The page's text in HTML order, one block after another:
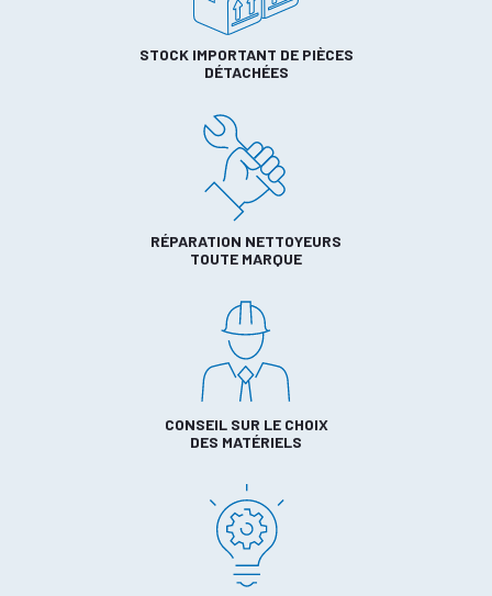
STOCK IMPORTANT DE PIÈCES
DÉTACHÉES
RÉPARATION NETTOYEURS
TOUTE MARQUE
CONSEIL SUR LE CHOIX
DES MATÉRIELS